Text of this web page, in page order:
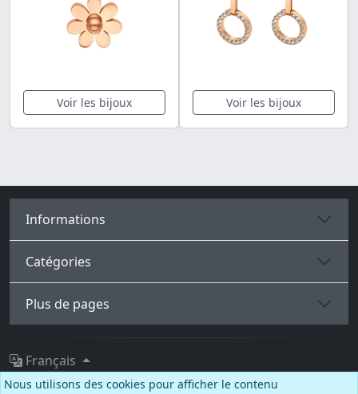
Voir les bijoux Voir les bijoux
Informations
Catégories
Plus de pages
Français
Nous utilisons des cookies pour afficher le contenu